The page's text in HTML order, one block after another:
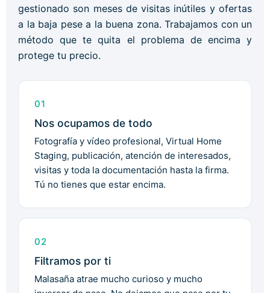
gestionado son meses de visitas inútiles y ofertas
a la baja pese a la buena zona. Trabajamos con un
método que te quita el problema de encima y
protege tu precio.
01
Nos ocupamos de todo
Fotografía y vídeo profesional, Virtual Home
Staging, publicación, atención de interesados,
visitas y toda la documentación hasta la firma.
Tú no tienes que estar encima.
02
Filtramos por ti
Malasaña atrae mucho curioso y mucho